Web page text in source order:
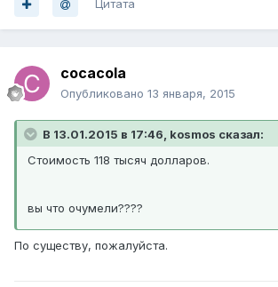
Цитата
cocacola
Опубликовано 13 января, 2015
В 13.01.2015 в 17:46, kosmos сказал:
Стоимость 118 тысяч долларов.
вы что очумели????
По существу, пожалуйста.